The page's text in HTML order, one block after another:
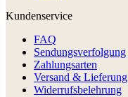
Kundenservice
FAQ
Sendungsverfolgung
Zahlungsarten
Versand & Lieferung
Widerrufsbelehrung